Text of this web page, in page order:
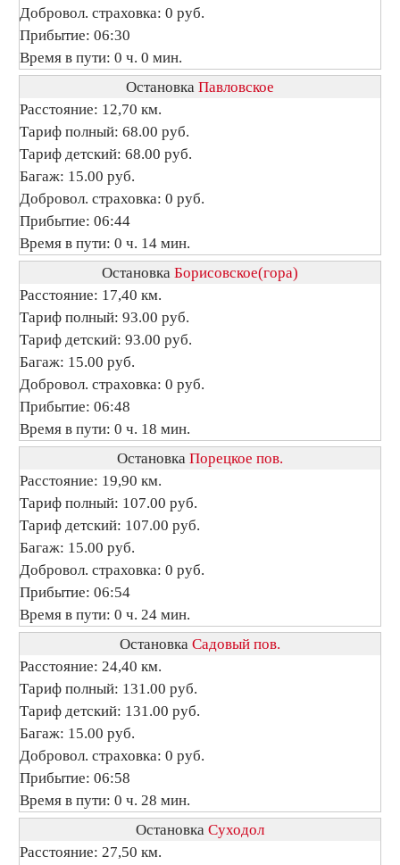
Добровол. страховка: 0 руб.
Прибытие: 06:30
Время в пути: 0 ч. 0 мин.
Остановка Павловское
Расстояние: 12,70 км.
Тариф полный: 68.00 руб.
Тариф детский: 68.00 руб.
Багаж: 15.00 руб.
Добровол. страховка: 0 руб.
Прибытие: 06:44
Время в пути: 0 ч. 14 мин.
Остановка Борисовское(гора)
Расстояние: 17,40 км.
Тариф полный: 93.00 руб.
Тариф детский: 93.00 руб.
Багаж: 15.00 руб.
Добровол. страховка: 0 руб.
Прибытие: 06:48
Время в пути: 0 ч. 18 мин.
Остановка Порецкое пов.
Расстояние: 19,90 км.
Тариф полный: 107.00 руб.
Тариф детский: 107.00 руб.
Багаж: 15.00 руб.
Добровол. страховка: 0 руб.
Прибытие: 06:54
Время в пути: 0 ч. 24 мин.
Остановка Садовый пов.
Расстояние: 24,40 км.
Тариф полный: 131.00 руб.
Тариф детский: 131.00 руб.
Багаж: 15.00 руб.
Добровол. страховка: 0 руб.
Прибытие: 06:58
Время в пути: 0 ч. 28 мин.
Остановка Суходол
Расстояние: 27,50 км.